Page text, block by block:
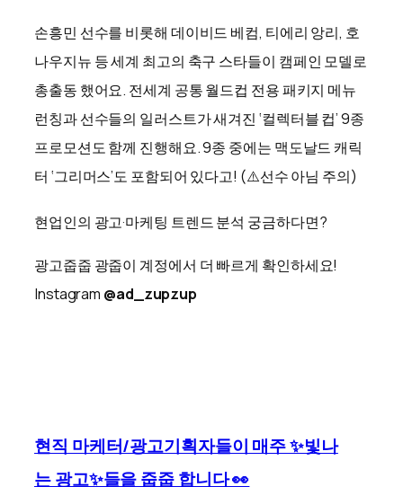
손흥민 선수를 비롯해 데이비드 베컴, 티에리 앙리, 호
나우지뉴 등 세계 최고의 축구 스타들이 캠페인 모델로
총출동 했어요. 전세계 공통 월드컵 전용 패키지 메뉴
런칭과 선수들의 일러스트가 새겨진 ‘컬렉터블 컵’ 9종
프로모션도 함께 진행해요. 9종 중에는 맥도날드 캐릭
터 ‘그리머스’도 포함되어 있다고! (⚠️선수 아님 주의)
현업인의 광고·마케팅 트렌드 분석 궁금하다면?
광고줍줍 광줍이 계정에서 더 빠르게 확인하세요!
Instagram @ad_zupzup
현직 마케터/광고기획자들이 매주 ✨빛나
는 광고✨들을 줍줍 합니다 👀